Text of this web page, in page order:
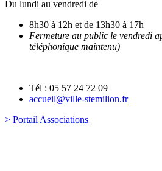
Du lundi au vendredi de
8h30 à 12h et de 13h30 à 17h
Fermeture au public le vendredi
téléphonique maintenu)
Tél : 05 57 24 72 09
accueil@ville-stemilion.fr
> Portail Associations